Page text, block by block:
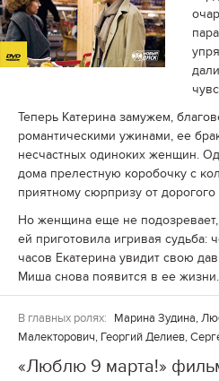
Теперь Катерина замужем,
романтическими ужинами, ее
несчастных одиноких женщин.
дома прелестную коробочку с
приятному сюрпризу от
Но женщина еще не
ей приготовила игривая судьба:
часов Екатерина увидит свою
Миша снова появится в ее
В главных ролях:
Марина Зудина,
Малекторович, Георгий Делиев,
«Люблю 9 марта!»